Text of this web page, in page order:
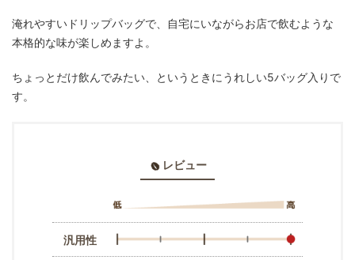
淹れやすいドリップバッグで、自宅にいながらお店で飲むような
本格的な味が楽しめますよ。
ちょっとだけ飲んでみたい、というときにうれしい5バッグ入りで
す。
レビュー
汎用性